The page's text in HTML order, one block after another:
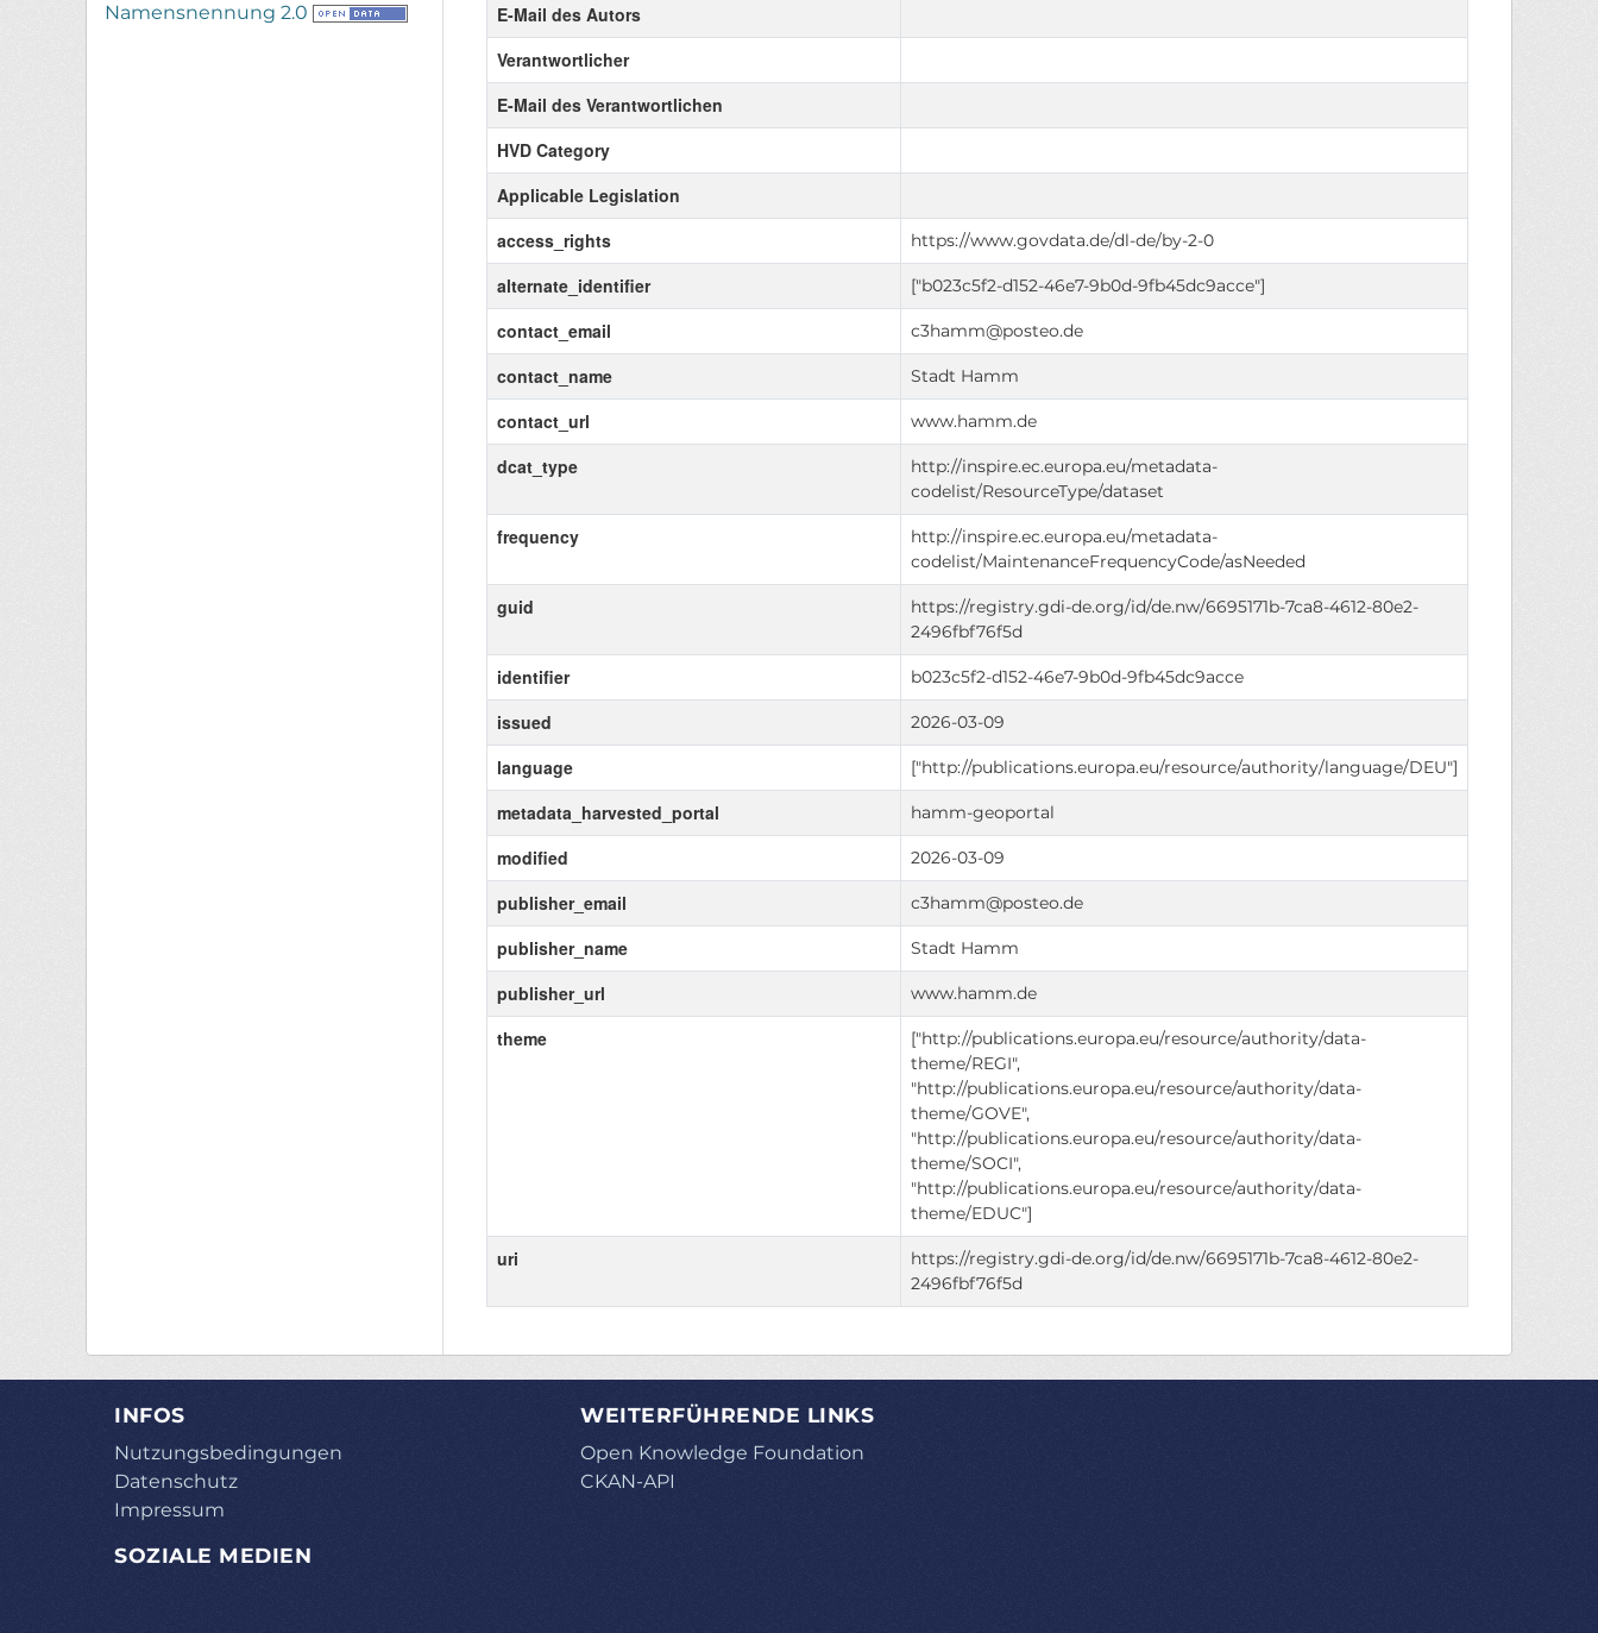
Namensnennung 2.0
E-Mail des Autors
Verantwortlicher
E-Mail des Verantwortlichen
HVD Category
Applicable Legislation
access_rights
https://www.govdata.de/dl-de/by-2-0
alternate_identifier ["b023c5f2-d152-46e7-9b0d-9fb45dc9acce"]
contact_email c3hamm@posteo.de
contact_name Stadt Hamm
contact_url www.hamm.de
dcat_type
http://inspire.ec.europa.eu/metadata-
codelist/ResourceType/dataset
frequency
http://inspire.ec.europa.eu/metadata-
codelist/MaintenanceFrequencyCode/asNeeded
guid
https://registry.gdi-de.org/id/de.nw/6695171b-7ca8-4612-80e2-
2496fbf76f5d
identifier b023c5f2-d152-46e7-9b0d-9fb45dc9acce
issued 2026-03-09
language ["http://publications.europa.eu/resource/authority/language/DEU"]
metadata_harvested_portal hamm-geoportal
modified 2026-03-09
publisher_email c3hamm@posteo.de
publisher_name Stadt Hamm
publisher_url www.hamm.de
theme
["http://publications.europa.eu/resource/authority/data-
theme/REGI",
"http://publications.europa.eu/resource/authority/data-
theme/GOVE",
"http://publications.europa.eu/resource/authority/data-
theme/SOCI",
"http://publications.europa.eu/resource/authority/data-
theme/EDUC"]
uri
https://registry.gdi-de.org/id/de.nw/6695171b-7ca8-4612-80e2-
2496fbf76f5d
INFOS
Nutzungsbedingungen
Datenschutz
Impressum
WEITERFÜHRENDE LINKS
Open Knowledge Foundation
CKAN-API
SOZIALE MEDIEN